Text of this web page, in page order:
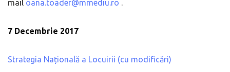
mail oana.toader@mmediu.ro .
7 Decembrie 2017
Strategia Națională a Locuirii (cu modificări)